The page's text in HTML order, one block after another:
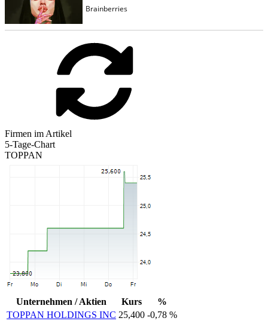
Firmen im Artikel
5-Tage-Chart
TOPPAN
Unternehmen / Aktien Kurs
%
TOPPAN HOLDINGS INC 25,400 -0,78 %